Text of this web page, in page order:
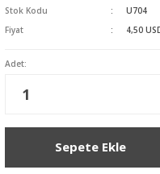
Stok Kodu
U704
Fiyat
4,50
Adet:
Sepete Ekle